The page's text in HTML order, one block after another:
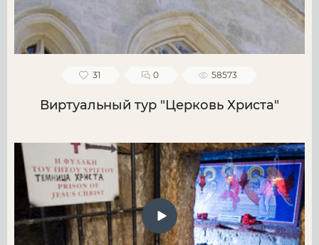
31 0 58573
Виртуальный тур "Церковь Христа"